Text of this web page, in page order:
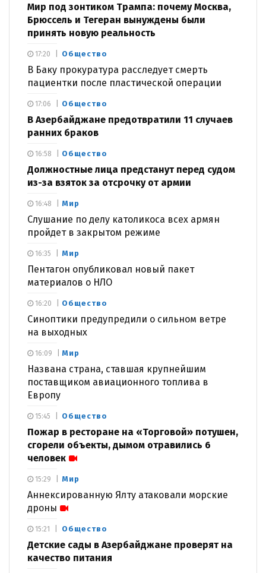
Мир под зонтиком Трампа: почему Москва,
Брюссель и Тегеран вынуждены были
принять новую реальность
Общество
В Баку прокуратура расследует смерть
пациентки после пластической операции
17:20
Общество
В Азербайджане предотвратили 11 случаев
ранних браков
17:06
Общество
Должностные лица предстанут перед судом
из-за взяток за отсрочку от армии
16:58
Мир
Слушание по делу католикоса всех армян
пройдет в закрытом режиме
16:48
Мир
Пентагон опубликовал новый пакет
материалов о НЛО
16:35
Общество
Синоптики предупредили о сильном ветре
на выходных
16:20
Мир
Названа страна, ставшая крупнейшим
поставщиком авиационного топлива в
Европу
16:09
Общество
Пожар в ресторане на «Торговой» потушен,
сгорели объекты, дымом отравились 6
человек
15:45
Мир
Аннексированную Ялту атаковали морские
дроны
15:29
Общество
Детские сады в Азербайджане проверят на
качество питания
15:21